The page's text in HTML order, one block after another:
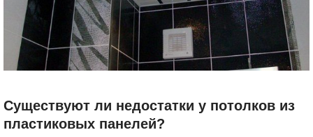
Существуют ли недостатки у потолков из
пластиковых панелей?